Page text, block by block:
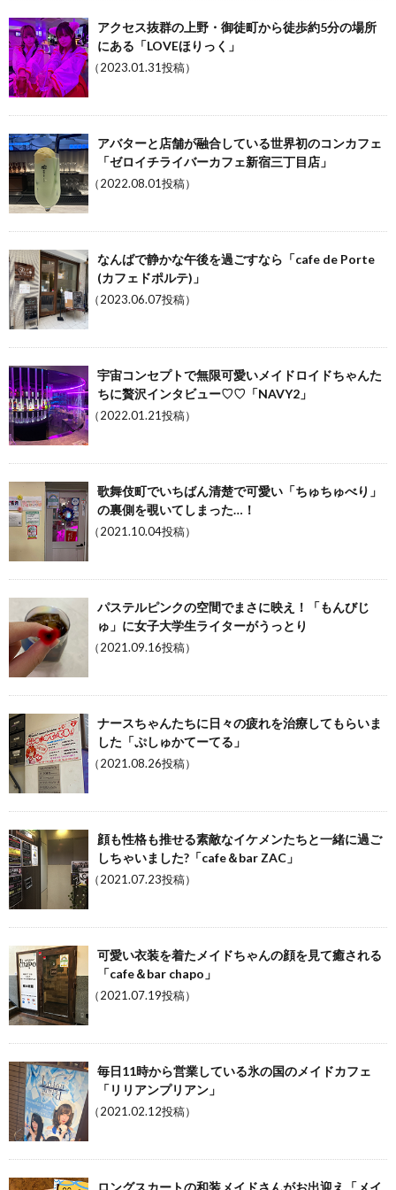
アクセス抜群の上野・御徒町から徒歩約5分の場所
にある「LOVEほりっく」
（2023.01.31投稿）
アバターと店舗が融合している世界初のコンカフェ
「ゼロイチライバーカフェ新宿三丁目店」
（2022.08.01投稿）
なんばで静かな午後を過ごすなら「cafe de Porte
(カフェドポルテ)」
（2023.06.07投稿）
宇宙コンセプトで無限可愛いメイドロイドちゃんた
ちに贅沢インタビュー♡♡「NAVY2」
（2022.01.21投稿）
歌舞伎町でいちばん清楚で可愛い「ちゅちゅべり」
の裏側を覗いてしまった…！
（2021.10.04投稿）
パステルピンクの空間でまさに映え！「もんびじ
ゅ」に女子大学生ライターがうっとり
（2021.09.16投稿）
ナースちゃんたちに日々の疲れを治療してもらいま
した「ぷしゅかてーてる」
（2021.08.26投稿）
顔も性格も推せる素敵なイケメンたちと一緒に過ご
しちゃいました?「cafe＆bar ZAC」
（2021.07.23投稿）
可愛い衣装を着たメイドちゃんの顔を見て癒される
「cafe＆bar chapo」
（2021.07.19投稿）
毎日11時から営業している氷の国のメイドカフェ
「リリアンプリアン」
（2021.02.12投稿）
ロングスカートの和装メイドさんがお出迎え「メイ